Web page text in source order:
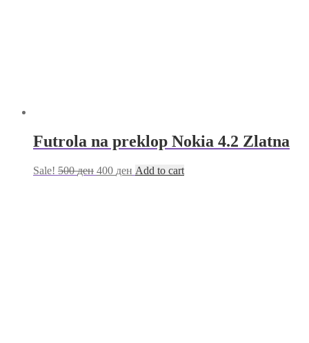
Futrola na preklop Nokia 4.2 Zlatna
Sale! 500ден 400 ден Add to cart